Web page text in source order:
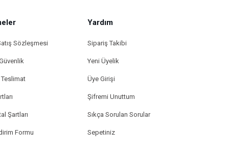
Sözleşmesi
Şartları
Formu
Yardım
Sipariş Takibi
Yeni Üyelik
Üye Girişi
Şifremi Unuttum
Sıkça Sorulan Sorular
Sepetiniz